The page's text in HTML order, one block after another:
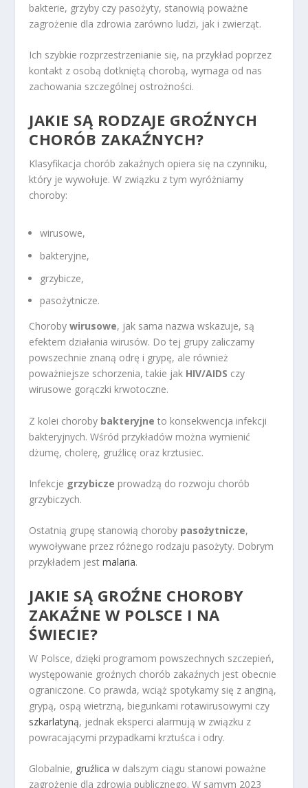
bakterie, grzyby czy pasożyty, stanowią poważne
zagrożenie dla zdrowia zarówno ludzi, jak i zwierząt.
Ich szybkie rozprzestrzenianie się, na przykład poprzez
kontakt z osobą dotkniętą chorobą, wymaga od nas
zachowania szczególnej ostrożności.
JAKIE SĄ RODZAJE GROŹNYCH
CHORÓB ZAKAŹNYCH?
Klasyfikacja chorób zakaźnych opiera się na czynniku,
który je wywołuje. W związku z tym wyróżniamy
choroby:
wirusowe,
bakteryjne,
grzybicze,
pasożytnicze.
Chorobywirusowe, jak sama nazwa wskazuje, są
efektem działania wirusów. Do tej grupy zaliczamy
powszechnie znaną odrę i grypę, ale również
poważniejsze schorzenia, takie jak HIV/AIDS czy
wirusowe gorączki krwotoczne.
Z kolei choroby bakteryjne to konsekwencja infekcji
bakteryjnych. Wśród przykładów można wymienić
dżumę, cholerę, gruźlicę oraz krztusiec.
Infekcje grzybicze prowadzą do rozwoju chorób
grzybiczych.
Ostatnią grupę stanowią choroby pasożytnicze,
wywoływane przez różnego rodzaju pasożyty. Dobrym
przykładem jestmalaria.
JAKIE SĄ GROŹNE CHOROBY
ZAKAŹNE W POLSCE I NA
ŚWIECIE?
W Polsce, dzięki programom powszechnych szczepień,
występowanie groźnych chorób zakaźnych jest obecnie
ograniczone. Co prawda, wciąż spotykamy się z anginą,
grypą, ospą wietrzną, biegunkami rotawirusowymi czy
szkarlatyną, jednak eksperci alarmują w związku z
powracającymi przypadkami krztuśca i odry.
Globalnie, gruźlica w dalszym ciągu stanowi poważne
zagrożenie dla zdrowia publicznego. W samym 2023